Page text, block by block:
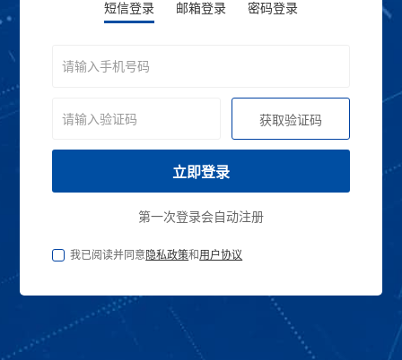
短信登录 邮箱登录 密码登录
获取验证码
第一次登录会自动注册
我已阅读并同意 隐私政策和用户协议